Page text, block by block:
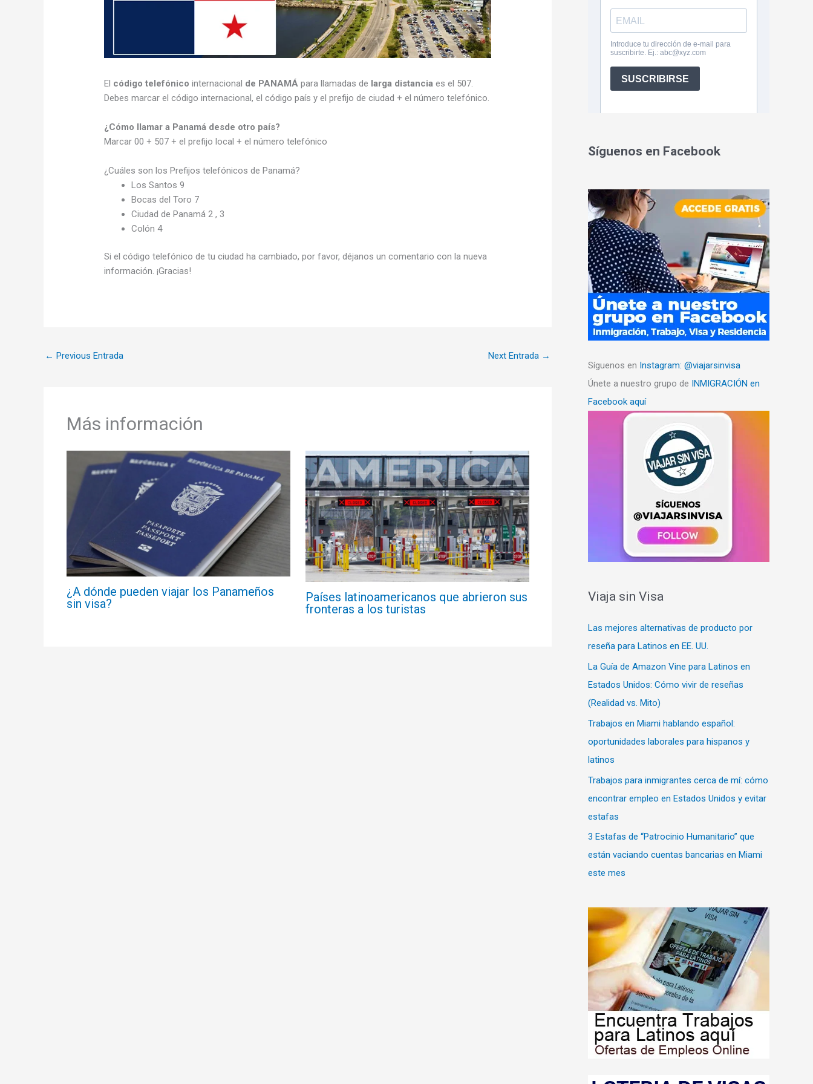
El código telefónico internacional de PANAMÁ para llamadas de larga distancia es el 507.
Debes marcar el código internacional, el código país y el prefijo de ciudad + el número telefónico.
¿Cómo llamar a Panamá desde otro país?
Marcar 00 + 507 + el prefijo local + el número telefónico
¿Cuáles son los Prefijos telefónicos de Panamá?
Los Santos 9
Bocas del Toro 7
Ciudad de Panamá 2 , 3
Colón 4
Si el código telefónico de tu ciudad ha cambiado, por favor, déjanos un comentario con la nueva
información. ¡Gracias!
← Previous Entrada Next Entrada →
Más información
¿A dónde pueden viajar los Panameños
sin visa?
Países latinoamericanos que abrieron sus
fronteras a los turistas
Síguenos en Facebook
Síguenos en Instagram: @viajarsinvisa
Únete a nuestro grupo de INMIGRACIÓN en
Facebook aquí
Viaja sin Visa
Las mejores alternativas de producto por
reseña para Latinos en EE. UU.
La Guía de Amazon Vine para Latinos en
Estados Unidos: Cómo vivir de reseñas
(Realidad vs. Mito)
Trabajos en Miami hablando español:
oportunidades laborales para hispanos y
latinos
Trabajos para inmigrantes cerca de mí: cómo
encontrar empleo en Estados Unidos y evitar
estafas
3 Estafas de “Patrocinio Humanitario” que
están vaciando cuentas bancarias en Miami
este mes